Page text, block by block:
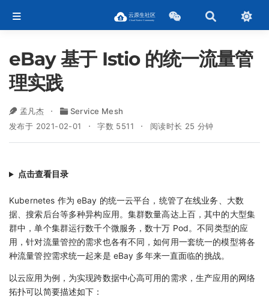
eBay 基于 Istio 的统一流量管
理实践
孟凡杰
Service Mesh
发布于 2021-02-01
字数 5511 阅读时长 25 分钟
点击查看目录
Kubernetes 作为 eBay 的统一云平台，统管了在线业务、大数
据、搜索后台等多种异构应用。集群数量高达上百，其中的大型集
群中，单个集群运行数千个微服务，数十万 Pod。不同类型的应
用，针对流量管控的需求也各有不同，如何用一套统一的模型将各
种流量管控需求统一起来是 eBay 多年来一直面临的挑战。
以云应用为例，为实现跨数据中心高可用的需求，生产应用的网络
拓扑可以简要描述如下：